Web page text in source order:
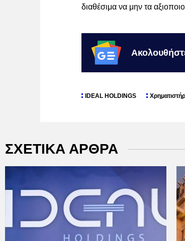
διαθέσιμα να μην τα
IDEAL HOLDINGS
ΣΧΕΤΙΚΑ ΑΡΘΡΑ